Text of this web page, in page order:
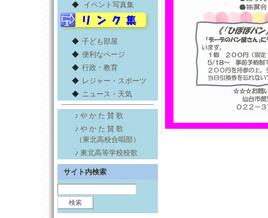
◆
イベント写真集
◆ 子ども部屋
◆ 便利なページ
◆ 行政・教育
◆ レジャー・スポーツ
◆ ニュース・天気
♪ や か た 賛 歌
♪ や か た 賛 歌
（東北高校合唱部）
♪ 東北高等学校校歌
サイト内検索